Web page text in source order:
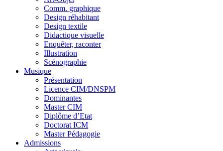
Comm. graphique
Design réhabitant
Design textile
Didactique visuelle
Enquêter, raconter
Illustration
Scénographie
Musique
Présentation
Licence CIM/DNSPM
Dominantes
Master CIM
Diplôme d’Etat
Doctorat ICM
Master Pédagogie
Admissions